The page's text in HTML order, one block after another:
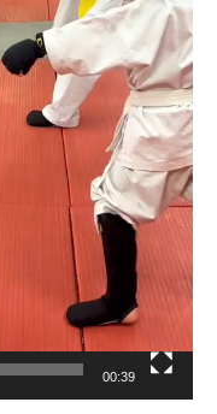
00:39